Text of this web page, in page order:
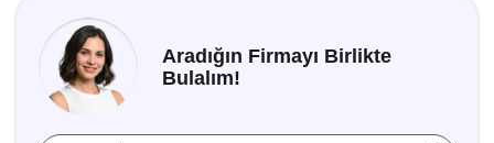
Aradığın Firmayı Birlikte
Bulalım!